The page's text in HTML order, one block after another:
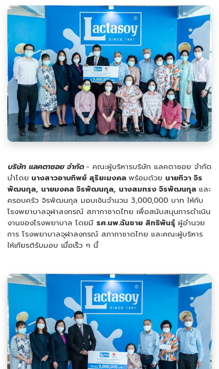
บริษัท แลคตาซอย จำกัด - คณะผู้บริหารบริษัท แลคตาซอย จำกัด
นำโดย นางสาวอาบทิพย์ สุริยะมงคล พร้อมด้วย นายทิวา จิร
พัฒนกุล, นายมงคล จิรพัฒนกุล, นางสมทรง จิรพัฒนกุล และ
ครอบครัว จิรพัฒนกุล มอบเงินจำนวน 3,000,000 บาท ให้กับ
โรงพยาบาลจุฬาลงกรณ์ สภากาชาดไทย เพื่อสนับสนุนการดำเนิน
งานของโรงพยาบาล โดยมี รศ.นพ.ฉันชาย สิทธิพันธุ์ ผู้อำนวย
การ โรงพยาบาลจุฬาลงกรณ์ สภากาชาดไทย และคณะผู้บริหาร
ให้เกียรติรับมอบ เมื่อเร็ว ๆ นี้